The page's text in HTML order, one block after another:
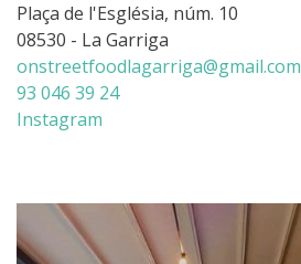
Plaça de l'Església, núm. 10
08530 - La Garriga
onstreetfoodlagarriga@gmail.com
93 046 39 24
Instagram